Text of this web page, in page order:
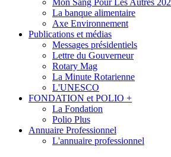
La banque alimentaire
Axe Environnement
Publications et médias
Messages présidentiels
Lettre du Gouverneur
Rotary Mag
La Minute Rotarienne
L'UNESCO
FONDATION et POLIO +
La Fondation
Polio Plus
Annuaire Professionnel
L'annuaire professionnel